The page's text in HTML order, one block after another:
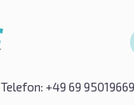
Telefon: +49 69 95019669